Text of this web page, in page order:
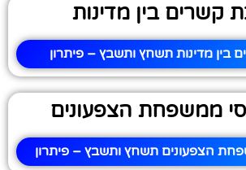
קשרים בין מדינות
בין מדינות תשחץ ותשבץ – פיתרון
ממשפחת הצפעונים
הצפעונים תשחץ ותשבץ – פיתרון